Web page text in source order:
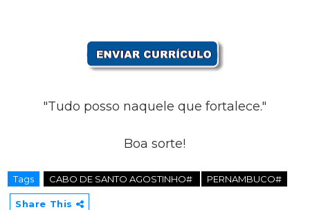
"Tudo posso naquele que fortalece."
Boa sorte!
Tags CABO DE SANTO AGOSTINHO# PERNAMBUCO#
Share This